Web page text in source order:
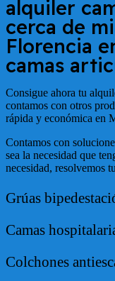
alquiler
cerca de
Florencia
camas
Consigue ahora tu
contamos con otros
rápida y económica en
Contamos con
sea la necesidad que
necesidad, resolvemos
Grúas
Camas
Colchones